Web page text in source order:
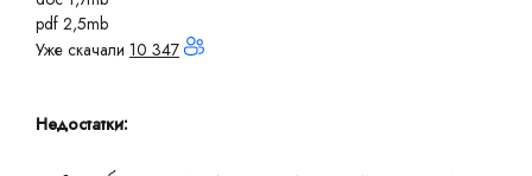
pdf 2,5mb
Уже скачали 10 347
Недостатки: